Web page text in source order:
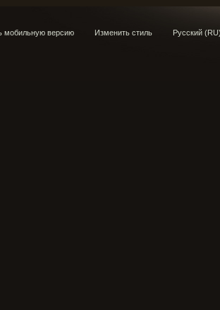
мобильную версию Изменить стиль Русский